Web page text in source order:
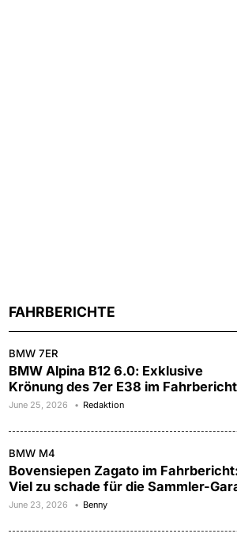
FAHRBERICHTE
BMW 7ER
BMW Alpina B12 6.0: Exklusive
Krönung des 7er E38 im Fahrbericht
June 25, 2026 Redaktion
BMW M4
Bovensiepen Zagato im Fahrbericht:
Viel zu schade für die Sammler-
June 23, 2026 Benny